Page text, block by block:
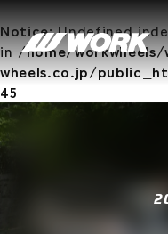
Notice: Undefined
in/home/
wheels.co.jp/
45